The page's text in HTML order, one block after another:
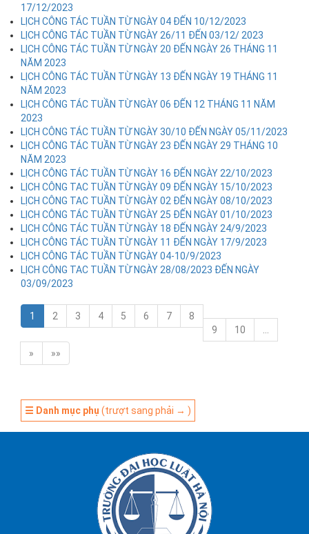
17/12/2023
LỊCH CÔNG TÁC TUẦN TỪ NGÀY 04 ĐẾN 10/12/2023
LỊCH CÔNG TÁC TUẦN TỪ NGÀY 26/11 ĐẾN 03/12/ 2023
LỊCH CÔNG TÁC TUẦN TỪ NGÀY 20 ĐẾN NGÀY 26 THÁNG 11
NĂM 2023
LỊCH CÔNG TÁC TUẦN TỪ NGÀY 13 ĐẾN NGÀY 19 THÁNG 11
NĂM 2023
LỊCH CÔNG TÁC TUẦN TỪ NGÀY 06 ĐẾN 12 THÁNG 11 NĂM
2023
LỊCH CÔNG TÁC TUẦN TỪ NGÀY 30/10 ĐẾN NGÀY 05/11/2023
LỊCH CÔNG TÁC TUẦN TỪ NGÀY 23 ĐẾN NGÀY 29 THÁNG 10
NĂM 2023
LỊCH CÔNG TÁC TUẦN TỪ NGÀY 16 ĐẾN NGÀY 22/10/2023
LỊCH CÔNG TAC TUẦN TỪ NGÀY 09 ĐẾN NGÀY 15/10/2023
LỊCH CÔNG TAC TUẦN TỪ NGÀY 02 ĐẾN NGÀY 08/10/2023
LỊCH CÔNG TÁC TUẦN TỪ NGÀY 25 ĐẾN NGÀY 01/10/2023
LỊCH CÔNG TÁC TUẦN TỪ NGÀY 18 ĐẾN NGÀY 24/9/2023
LỊCH CÔNG TÁC TUẦN TỪ NGÀY 11 ĐẾN NGÀY 17/9/2023
LỊCH CÔNG TÁC TUẦN TỪ NGÀY 04-10/9/2023
LỊCH CÔNG TAC TUẦN TỪ NGÀY 28/08/2023 ĐẾN NGÀY
03/09/2023
1 2 3 4 5 6 7
8
9
10
» »»
☰ Danh mục phụ (trượt sang phải → )